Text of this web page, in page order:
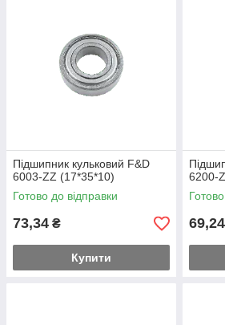
Підшипник кульковий F&D
6003-ZZ (17*35*10)
Готово до відправки
73,34 ₴
Купити
6200-
69,24